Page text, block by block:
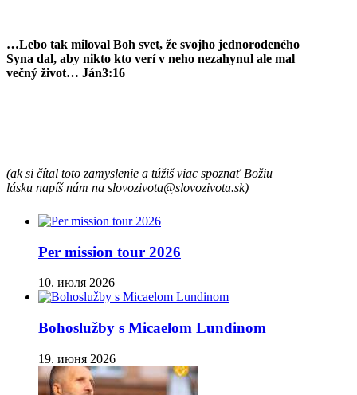
…Lebo tak miloval Boh svet, že svojho jednorodeného
Syna dal, aby nikto kto verí v neho nezahynul ale mal
večný život… Ján3:16
(ak si čítal toto zamyslenie a túžiš viac spoznať Božiu
lásku napíš nám na slovozivota@slovozivota.sk)
Per mission tour 2026
10. июля 2026
Bohoslužby s Micaelom Lundinom
19. июня 2026